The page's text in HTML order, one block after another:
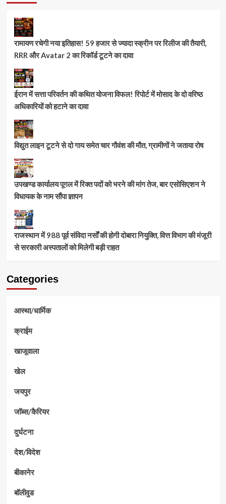
रामायण रचेगी नया इतिहास! 59 हजार से ज्यादा स्क्रीन पर रिलीज की तैयारी,
RRR और Avatar 2 का रिकॉर्ड टूटने का दावा
ईरान में सत्ता परिवर्तन की कथित योजना विफल! रिपोर्ट में मोसाद के दो वरिष्ठ
अधिकारियों को हटाने का दावा
विद्युत लाइन टूटने से दो गाय समेत चार गौवंश की मौत, ग्रामीणों ने जताया रोष
उपखण्ड कार्यालय पूगल में रिक्त पदों को भरने की मांग तेज, बार एसोसिएशन ने
विधायक के नाम सौंपा ज्ञापन
राजस्थान में 988 पूर्व संविदा नर्सों की होगी दोबारा नियुक्ति, वित्त विभाग की मंजूरी
से सरकारी अस्पतालों को मिलेगी बड़ी राहत
Categories
आस्था/धार्मिक
क्राईम
खाजूवाला
खेल
जयपुर
जॉब्स/कैरियर
दुर्घटना
देश/विदेश
बीकानेर
बॉलीवुड